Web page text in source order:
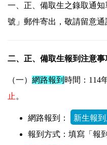
一、正、備取生之錄取通知
號」郵件寄出，敬請留意通
二、正、備取生報到注意事
（一） 網路報到 時間：114
止 。
網路報到：
報到方式：填寫「報